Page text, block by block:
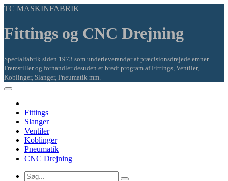
TC MASKINFABRIK
Fittings og CNC Drejning
Specialfabrik siden 1973 som underleverandør af præcisionsdrejede emner.
Fremstiller og forhandler desuden et bredt program af Fittings, Ventiler,
Koblinger, Slanger, Pneumatik mm.
Fittings
Slanger
Ventiler
Koblinger
Pneumatik
CNC Drejning